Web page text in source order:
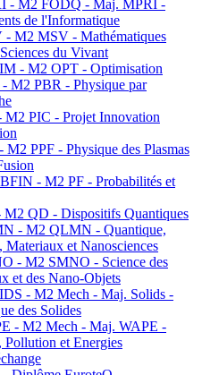
- M2 FODQ - Maj. MPRI -
de l'Informatique
M2 MSV - Mathématiques
du Vivant
- M2 OPT - Optimisation
M2 PBR - Physique par
M2 PIC - Projet Innovation
M2 PPF - Physique des Plasmas
- M2 PF - Probabilités et
QD - Dispositifs Quantiques
- M2 QLMN - Quantique,
Materiaux et Nanosciences
- M2 SMNO - Science des
et des Nano-Objets
- M2 Mech - Maj. Solids -
des Solides
- M2 Mech - Maj. WAPE -
Pollution et Energies